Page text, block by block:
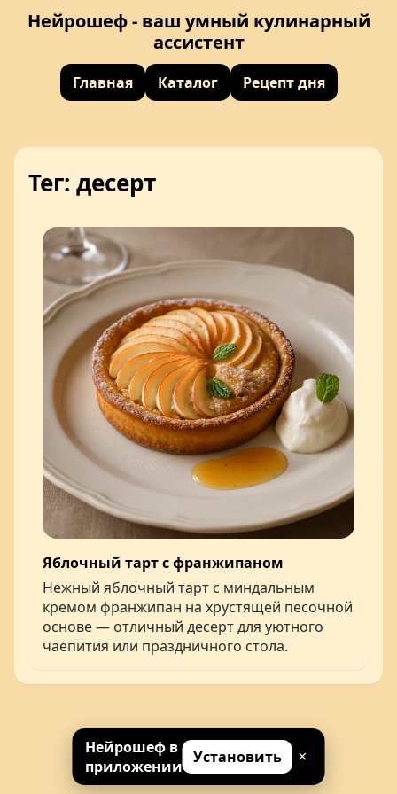
Нейрошеф - ваш умный кулинарный
ассистент
Главная Каталог Рецепт дня
Тег: десерт
Яблочный тарт с франжипаном
Нежный яблочный тарт с миндальным
кремом франжипан на хрустящей песочной
основе — отличный десерт для уютного
чаепития или праздничного стола.
© 2026 Нейрошеф
Нейрошеф в
приложении Установить ×